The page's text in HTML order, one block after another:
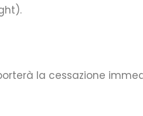
la cessazione